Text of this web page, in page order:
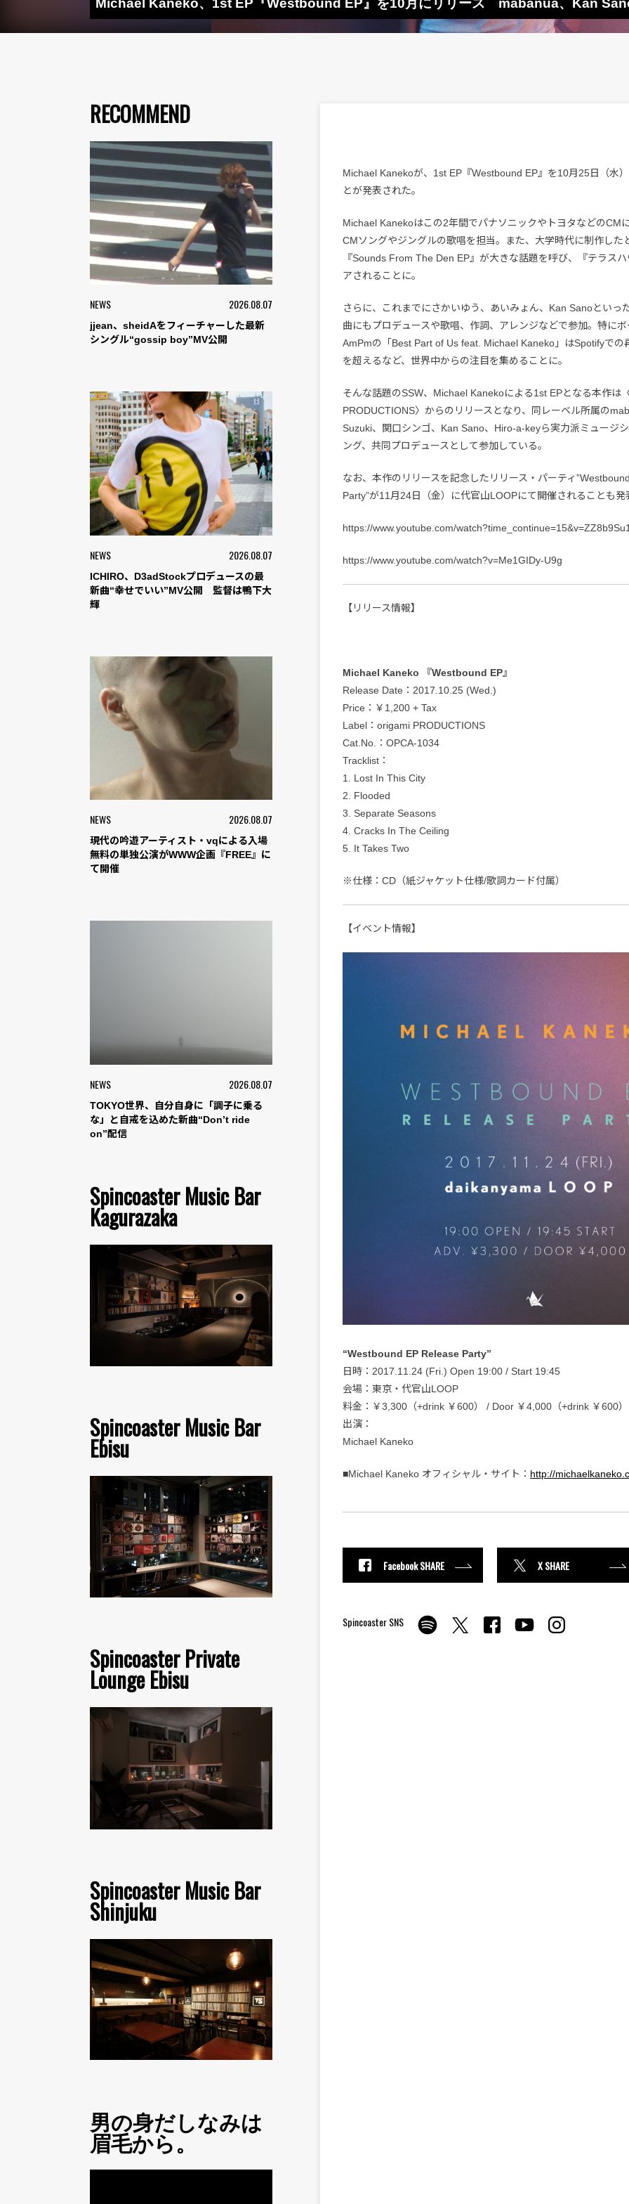
Michael Kaneko、1st EP『Westbound EP』を10月にリリース mabanua、Kan
RECOMMEND
NEWS 2026.08.07
jjean、sheidAをフィーチャーした最新
シングル“gossip boy”MV公開
NEWS 2026.08.07
ICHIRO、D3adStockプロデュースの最
新曲“幸せでいい”MV公開 監督は鴨下大
輝
NEWS 2026.08.07
現代の吟遊アーティスト・vqによる入場
無料の単独公演がWWW企画『FREE』に
て開催
NEWS 2026.08.07
TOKYO世界、自分自身に「調子に乗る
な」と自戒を込めた新曲“Don’t ride
on”配信
Spincoaster Music Bar
Kagurazaka
Spincoaster Music Bar
Ebisu
Spincoaster Private
Lounge Ebisu
Spincoaster Music Bar
Shinjuku
男の身だしなみは
眉毛から。
Michael Kanekoが、1st EP『Westbound EP』を10月25日（水
とが発表された。
Michael Kanekoはこの2年間でパナソニックやトヨタなどのCM
CMソングやジングルの歌唱を担当。また、大学時代に制作した
『Sounds From The Den EP』が大きな話題を呼び、『テラス
アされることに。
さらに、これまでにさかいゆう、あいみょん、Kan Sanoといっ
曲にもプロデュースや歌唱、作詞、アレンジなどで参加。特に
AmPmの「Best Part of Us feat. Michael Kaneko」はSpotifyでの
を超えるなど、世界中からの注目を集めることに。
そんな話題のSSW、Michael Kanekoによる1st EPとなる本作は
PRODUCTIONS〉からのリリースとなり、同レーベル所属の
Suzuki、関口シンゴ、Kan Sano、Hiro-a-keyら実力派ミュージ
ング、共同プロデュースとして参加している。
なお、本作のリリースを記念したリリース・パーティ
Party”が11月24日（金）に代官山LOOPにて開催されることも
https://www.youtube.com/
https://www.youtube.com/watch?v=Me1GIDy-U9g
【リリース情報】
Michael Kaneko 『Westbound EP』
Release Date：2017.10.25 (Wed.)
Price：￥1,200 + Tax
Label：origami PRODUCTIONS
Cat.No.：OPCA-1034
Tracklist：
1. Lost In This City
2. Flooded
3. Separate Seasons
4. Cracks In The Ceiling
5. It Takes Two
※仕様：CD（紙ジャケット仕様/歌詞カード付属）
【イベント情報】
“Westbound EP Release Party”
日時：2017.11.24 (Fri.) Open 19:00 / Start 19:45
会場：東京・代官山LOOP
料金：￥3,300（+drink ￥600） / Door ￥4,000（+drink ￥600）
出演：
Michael Kaneko
■Michael Kaneko オフィシャル・サイト： http://
Facebook SHARE X SHARE
Spincoaster SNS